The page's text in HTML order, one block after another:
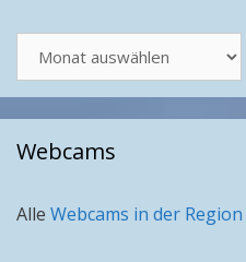
nach
Monat
Webcams
Alle Webcams in der Region